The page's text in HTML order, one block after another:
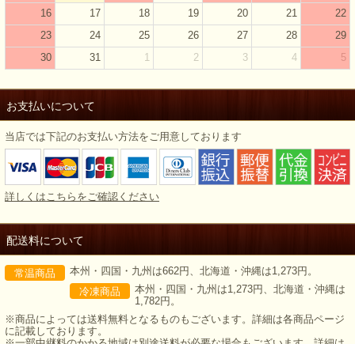
16
17 18 19 20 21
22
23
24 25 26 27 28
29
30
31 1 2 3 4 5
お支払いについて
当店では下記のお支払い方法をご用意しております
詳しくはこちらをご確認ください
配送料について
常温商品
本州・四国・九州は662円、北海道・沖縄は1,273円。
冷凍商品
本州・四国・九州は1,273円、北海道・沖縄は
1,782円。
※商品によっては送料無料となるものもございます。詳細は各商品ページ
に記載しております。